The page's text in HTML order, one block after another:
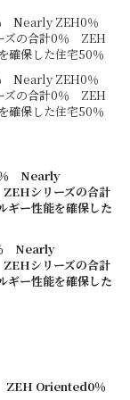
Nearly ZEH0％
の合計0％ ZEH
確保した住宅50％
Nearly ZEH0％
の合計0％ ZEH
確保した住宅50％
％ Nearly
シリーズの合計
ー性能を確保した
Nearly
シリーズの合計
ー性能を確保した
Oriented0％